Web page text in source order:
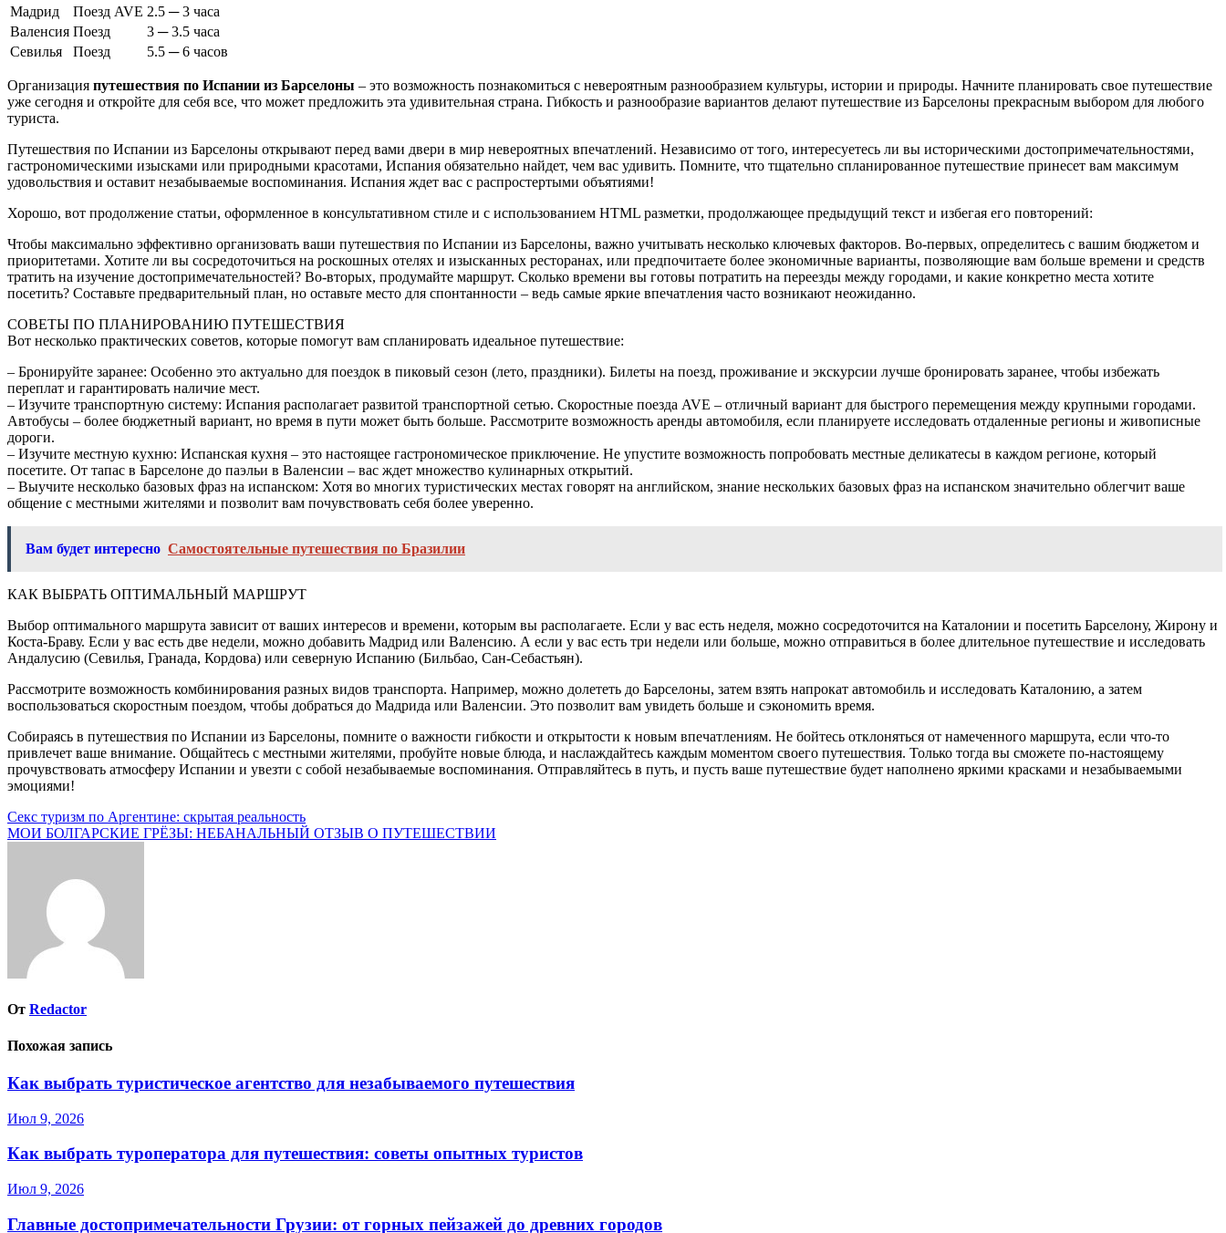
Мадрид
Поезд AVE 2.5 ─ 3 часа
Валенсия Поезд
3 ─ 3.5 часа
Севилья
Поезд 5.5 ─ 6 часов
Организация путешествия по Испании из Барселоны – это возможность познакомиться с невероятным разнообразием культуры, истории и природы. Начните планировать свое путешествие
уже сегодня и откройте для себя все, что может предложить эта удивительная страна. Гибкость и разнообразие вариантов делают путешествие из Барселоны прекрасным выбором для любого
туриста.
Путешествия по Испании из Барселоны открывают перед вами двери в мир невероятных впечатлений. Независимо от того, интересуетесь ли вы историческими достопримечательностями,
гастрономическими изысками или природными красотами, Испания обязательно найдет, чем вас удивить. Помните, что тщательно спланированное путешествие принесет вам максимум
удовольствия и оставит незабываемые воспоминания. Испания ждет вас с распростертыми объятиями!
Хорошо, вот продолжение статьи, оформленное в консультативном стиле и с использованием HTML разметки, продолжающее предыдущий текст и избегая его повторений:
Чтобы максимально эффективно организовать ваши путешествия по Испании из Барселоны, важно учитывать несколько ключевых факторов. Во-первых, определитесь с вашим бюджетом и
приоритетами. Хотите ли вы сосредоточиться на роскошных отелях и изысканных ресторанах, или предпочитаете более экономичные варианты, позволяющие вам больше времени и средств
тратить на изучение достопримечательностей? Во-вторых, продумайте маршрут. Сколько времени вы готовы потратить на переезды между городами, и какие конкретно места хотите
посетить? Составьте предварительный план, но оставьте место для спонтанности – ведь самые яркие впечатления часто возникают неожиданно.
СОВЕТЫ ПО ПЛАНИРОВАНИЮ ПУТЕШЕСТВИЯ
Вот несколько практических советов, которые помогут вам спланировать идеальное путешествие:
– Бронируйте заранее: Особенно это актуально для поездок в пиковый сезон (лето, праздники). Билеты на поезд, проживание и экскурсии лучше бронировать заранее, чтобы избежать
переплат и гарантировать наличие мест.
– Изучите транспортную систему: Испания располагает развитой транспортной сетью. Скоростные поезда AVE – отличный вариант для быстрого перемещения между крупными городами.
Автобусы – более бюджетный вариант, но время в пути может быть больше. Рассмотрите возможность аренды автомобиля, если планируете исследовать отдаленные регионы и живописные
дороги.
– Изучите местную кухню: Испанская кухня – это настоящее гастрономическое приключение. Не упустите возможность попробовать местные деликатесы в каждом регионе, который
посетите. От тапас в Барселоне до паэльи в Валенсии – вас ждет множество кулинарных открытий.
– Выучите несколько базовых фраз на испанском: Хотя во многих туристических местах говорят на английском, знание нескольких базовых фраз на испанском значительно облегчит ваше
общение с местными жителями и позволит вам почувствовать себя более уверенно.
Вам будет интересно Самостоятельные путешествия по Бразилии
КАК ВЫБРАТЬ ОПТИМАЛЬНЫЙ МАРШРУТ
Выбор оптимального маршрута зависит от ваших интересов и времени, которым вы располагаете. Если у вас есть неделя, можно сосредоточится на Каталонии и посетить Барселону, Жирону и
Коста-Браву. Если у вас есть две недели, можно добавить Мадрид или Валенсию. А если у вас есть три недели или больше, можно отправиться в более длительное путешествие и исследовать
Андалусию (Севилья, Гранада, Кордова) или северную Испанию (Бильбао, Сан-Себастьян).
Рассмотрите возможность комбинирования разных видов транспорта. Например, можно долететь до Барселоны, затем взять напрокат автомобиль и исследовать Каталонию, а затем
воспользоваться скоростным поездом, чтобы добраться до Мадрида или Валенсии. Это позволит вам увидеть больше и сэкономить время.
Собираясь в путешествия по Испании из Барселоны, помните о важности гибкости и открытости к новым впечатлениям. Не бойтесь отклоняться от намеченного маршрута, если что-то
привлечет ваше внимание. Общайтесь с местными жителями, пробуйте новые блюда, и наслаждайтесь каждым моментом своего путешествия. Только тогда вы сможете по-настоящему
прочувствовать атмосферу Испании и увезти с собой незабываемые воспоминания. Отправляйтесь в путь, и пусть ваше путешествие будет наполнено яркими красками и незабываемыми
эмоциями!
Навигация
по
Секс туризм по Аргентине: скрытая реальность
МОИ БОЛГАРСКИЕ ГРЁЗЫ: НЕБАНАЛЬНЫЙ ОТЗЫВ О ПУТЕШЕСТВИИ
От Redactor
Похожая запись
Как выбрать туристическое агентство для незабываемого путешествия
Июл 9, 2026
Как выбрать туроператора для путешествия: советы опытных туристов
Июл 9, 2026
Главные достопримечательности Грузии: от горных пейзажей до древних городов